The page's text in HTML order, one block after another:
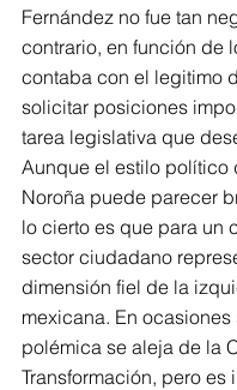
Fernández no fue tan
contrario, en función de
contaba con el legitimo
solicitar posiciones
tarea legislativa que
Aunque el estilo político
Noroña puede parecer
lo cierto es que para un
sector ciudadano
dimensión fiel de la
mexicana. En ocasiones
polémica se aleja de la
Transformación, pero